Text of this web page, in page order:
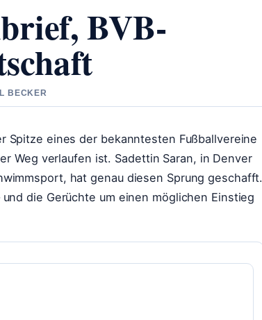
BVB-
BECKER
Spitze eines der bekanntesten Fußballvereine
Weg verlaufen ist. Sadettin Saran, in Denver
hat genau diesen Sprung geschafft.
die Gerüchte um einen möglichen Einstieg